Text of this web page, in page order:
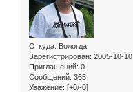
Откуда: Вологда
Зарегистрирован: 2005-10-10
Приглашений: 0
Сообщений: 365
Уважение: [+0/-0]